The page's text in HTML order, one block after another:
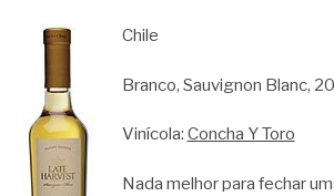
Chile
Branco, Sauvignon Blanc,
Vinícola: Concha Y Toro
Nada melhor para fechar